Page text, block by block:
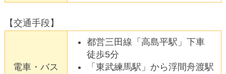
【交通手段】
電車・バス
都営三田線「高島平駅」下車
徒歩5分
「東武練馬駅」から浮間舟渡駅